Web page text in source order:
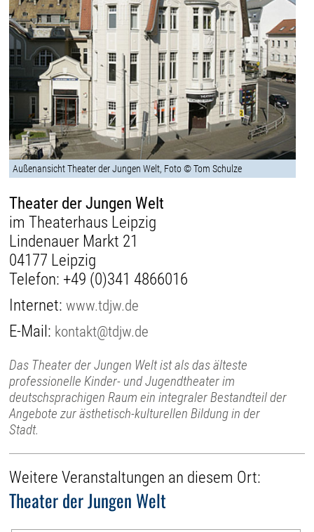
Außenansicht Theater der Jungen Welt, Foto © Tom Schulze
Theater der Jungen Welt
im Theaterhaus Leipzig
Lindenauer Markt 21
04177 Leipzig
Telefon: +49 (0)341 4866016
Internet:www.tdjw.de
E-Mail: kontakt@tdjw.de
Das Theater der Jungen Welt ist als das älteste
professionelle Kinder- und Jugendtheater im
deutschsprachigen Raum ein integraler Bestandteil der
Angebote zur ästhetisch-kulturellen Bildung in der
Stadt.
Weitere Veranstaltungen an diesem Ort:
Theater der Jungen Welt